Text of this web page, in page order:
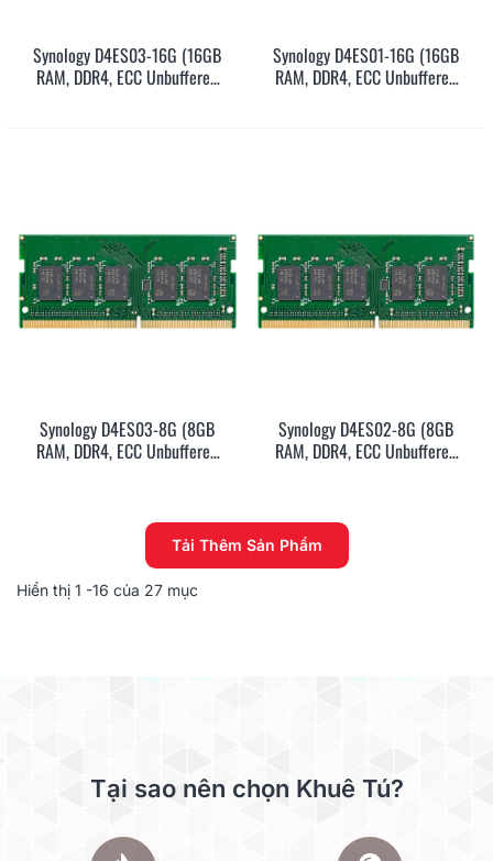
Synology D4ES03-16G (16GB
RAM, DDR4, ECC Unbuffered
Synology D4ES01-16G (16GB
RAM, DDR4, ECC Unbuffered
Synology D4ES03-8G (8GB
RAM, DDR4, ECC Unbuffered
Synology D4ES02-8G (8GB
RAM, DDR4, ECC Unbuffered
Tải Thêm Sản Phẩm
Hiển thị 1 -16 của 27 mục
Tại sao nên chọn Khuê Tú?